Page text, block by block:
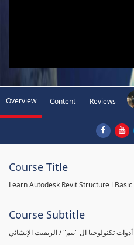
Overview Content Reviews
Course Title
Learn Autodesk Revit Structure l
Course Subtitle
تكنولوجيا ال "بيم" / الريفيت الإنشائي